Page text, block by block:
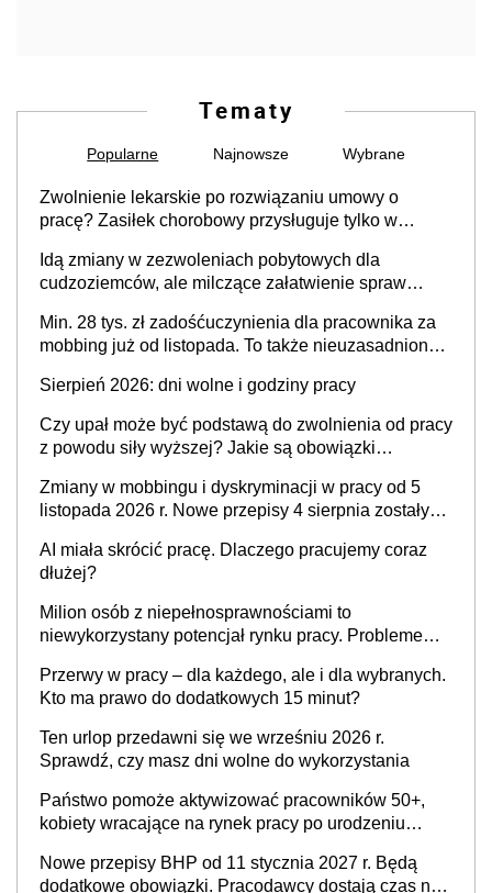
Tematy
Popularne Najnowsze Wybrane
Zwolnienie lekarskie po rozwiązaniu umowy o
pracę? Zasiłek chorobowy przysługuje tylko w
stosunku pracy
Idą zmiany w zezwoleniach pobytowych dla
cudzoziemców, ale milczące załatwienie spraw
Min. 28 tys. zł zadośćuczynienia dla pracownika za
mobbing już od listopada. To także nieuzasadniona
Sierpień 2026: dni wolne i godziny pracy
Czy upał może być podstawą do zwolnienia od pracy
z powodu siły wyższej? Jakie są obowiązki
Zmiany w mobbingu i dyskryminacji w pracy od 5
listopada 2026 r. Nowe przepisy 4 sierpnia zostały
AI miała skrócić pracę. Dlaczego pracujemy coraz
dłużej?
Milion osób z niepełnosprawnościami to
niewykorzystany potencjał rynku pracy. Problemem
refundacji, ale bariery po stronie systemu i
świadomości pracodawców [WYWIAD]
Przerwy w pracy – dla każdego, ale i dla wybranych.
Kto ma prawo do dodatkowych 15 minut?
Ten urlop przedawni się we wrześniu 2026 r.
Sprawdź, czy masz dni wolne do wykorzystania
Państwo pomoże aktywizować pracowników 50+,
kobiety wracające na rynek pracy po urodzeniu
neuroatypowe. Powstanie Fundusz na rzecz
Nowe przepisy BHP od 11 stycznia 2027 r. Będą
dodatkowe obowiązki. Pracodawcy dostają czas na